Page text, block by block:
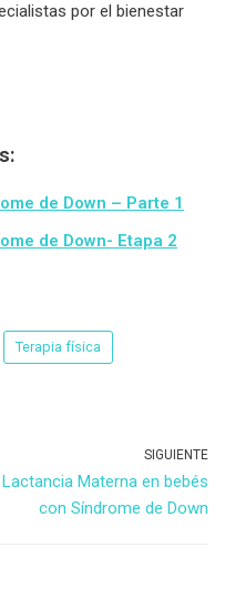
por el bienestar
de Down – Parte 1
de Down- Etapa 2
Terapia física
SIGUIENTE
Lactancia Materna en bebés
con Síndrome de Down